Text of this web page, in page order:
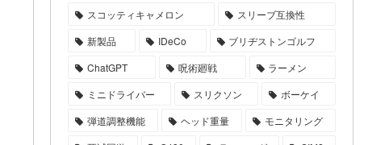
スコッティキャメロン
スリーブ互換性
新製品
IDeCo
ブリヂストンゴルフ
ChatGPT
呪術廻戦
ラーメン
ミニドライバー
スリクソン
ボーケイ
弾道調整機能
ヘッド重量
モニタリング